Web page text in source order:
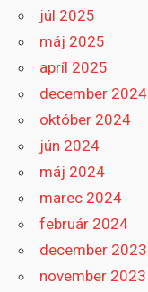
júl 2025
máj 2025
apríl 2025
december 2024
október 2024
jún 2024
máj 2024
marec 2024
február 2024
december 2023
november 2023